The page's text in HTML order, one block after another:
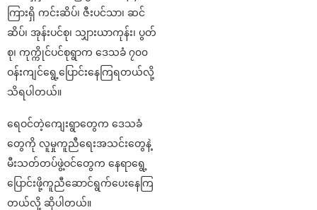
ကြားရှိ ကင်းဆိပ်၊ ဇီးပင်သာ၊ ဆင်
ဆိပ်၊ အုန်းပင်စု၊ သျှားယာကုန်း၊ ပွတ်
စု၊ ကုက္ကိုင်ပင်စုရွာက ဒေသခံ ၇၀၀
ဝန်းကျင်ရွေ့ပြောင်းနေကြရတယ်လို့
သိရပါတယ်။
ရေဝင်တဲ့ကျေးရွာတွေက ဒေသခံ
တွေကို လူမှုကူညီရေးအသင်းတွေနဲ့
မီးသတ်တပ်ဖွဲ့ဝင်တွေက နေရာရွေ့
ပြောင်းဖို့ကူညီဆောင်ရွက်ပေးနေကြ
တယ်လို့ ဆိုပါတယ်။